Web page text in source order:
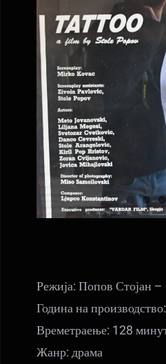
Режија: Попов Стојан
Година на
Времетраење: 128
Жанр: драма